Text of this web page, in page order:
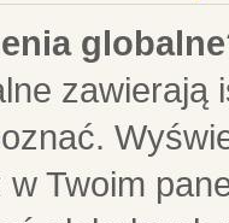
Twoim